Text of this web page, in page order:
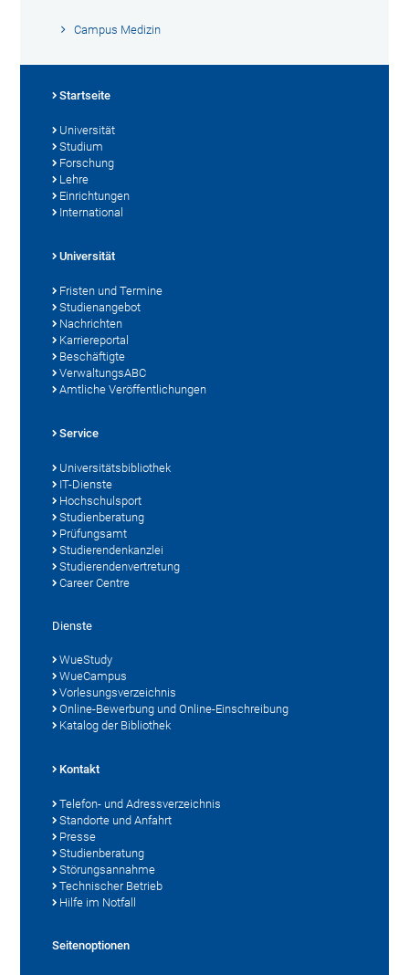
Campus Medizin
Startseite
Universität
Studium
Forschung
Lehre
Einrichtungen
International
Universität
Fristen und Termine
Studienangebot
Nachrichten
Karriereportal
Beschäftigte
VerwaltungsABC
Amtliche Veröffentlichungen
Service
Universitätsbibliothek
IT-Dienste
Hochschulsport
Studienberatung
Prüfungsamt
Studierendenkanzlei
Studierendenvertretung
Career Centre
Dienste
WueStudy
WueCampus
Vorlesungsverzeichnis
Online-Bewerbung und Online-Einschreibung
Katalog der Bibliothek
Kontakt
Telefon- und Adressverzeichnis
Standorte und Anfahrt
Presse
Studienberatung
Störungsannahme
Technischer Betrieb
Hilfe im Notfall
Seitenoptionen